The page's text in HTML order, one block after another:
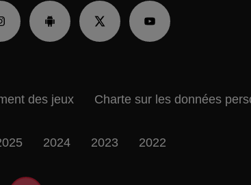
des jeux Charte sur les données
2024 2023 2022